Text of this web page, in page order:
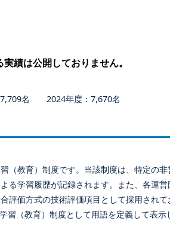
績は公開しておりません。
名 2024年度：7,670名
教育）制度です。当該制度は、特定の
学習履歴が記録されます。また、各運
価方式の技術評価項目として採用され
（教育）制度として用語を定義して表示